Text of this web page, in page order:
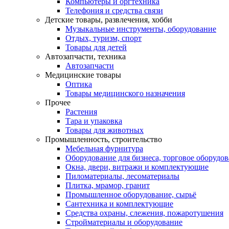
Телефония и средства связи
Детские товары, развлечения, хобби
Музыкальные инструменты, оборудование
Отдых, туризм, спорт
Товары для детей
Автозапчасти, техника
Автозапчасти
Медицинские товары
Оптика
Товары медицинского назначения
Прочее
Растения
Тара и упаковка
Товары для животных
Промышленность, строительство
Мебельная фурнитура
Оборудование для бизнеса, торговое
Окна, двери, витражи и комплектующие
Пиломатериалы, лесоматериалы
Плитка, мрамор, гранит
Промышленное оборудование, сырьё
Сантехника и комплектующие
Средства охраны, слежения, пожаротушения
Стройматериалы и оборудование